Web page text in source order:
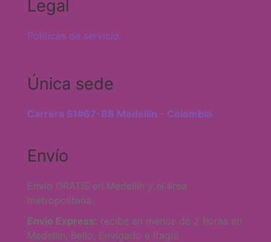
Legal
Políticas de servicio
Única sede
Carrera 51#67-88 Medellin - Colombia
Envío
Envío GRATIS en Medellín y el área
metropolitana.
Envío Express: recibe en menos de 2 horas en
Medellín, Bello, Envigado e Itagüí.